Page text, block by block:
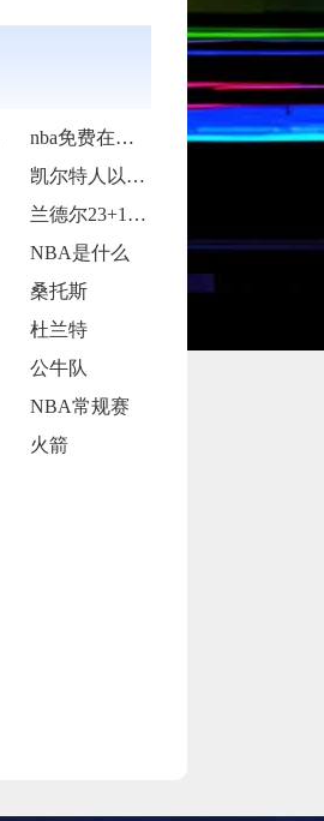
nba免费在线高清直播
凯尔特人以92-105不敌雷霆
兰德尔23+10爱德华兹19中5 森林狼
NBA是什么
桑托斯
杜兰特
公牛队
NBA常规赛
火箭